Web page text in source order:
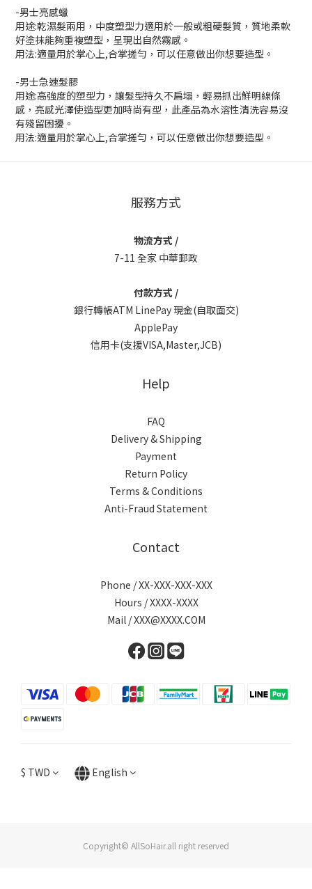
-男士亮感蠟
用途:乾濕髮兩用，中度塑型力適用於一般或粗硬髮質，質地柔軟
好塗抹能夠重複塑型，呈現出自然霧感。
用法:適量用於掌心上,合掌搓勻，可以任意做出你想要造型。
-男士急速髮膠
用途:高強度的塑型力，讓髮型持久不扁塌，輕易抓出鮮明線條
感，亮感光澤使造型更加時尚有型，此產品為水溶性清洗容易沒
有殘留困擾。
用法:適量用於掌心上,合掌搓勻，可以任意做出你想要造型。
服務方式
物流方式 /
7-11 全家 中華郵政
付款方式 /
銀行轉帳ATM LinePay 現金(自取面交)
ApplePay
信用卡(支援VISA,Master,JCB)
Help
FAQ
Delivery & Shipping
Payment
Return Policy
Terms & Conditions
Anti-Fraud Statement
Contact
Phone / XX-XXX-XXX-XXX
Hours / XXXX-XXXX
Mail / XXX@XXXX.COM
$ TWD English
Copyright© AllSoHair.all right reserved